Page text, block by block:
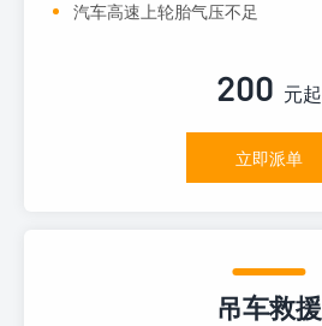
汽车高速上轮胎气压不足
200 元起
立即派单
吊车救援